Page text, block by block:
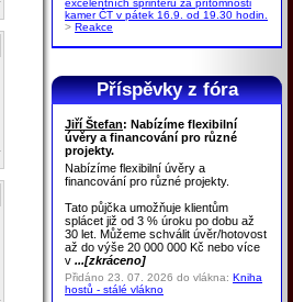
excelentních sprinterů za přítomnosti
kamer ČT v pátek 16.9. od 19.30 hodin.
> Reakce
Příspěvky z fóra
Jiří Štefan: Nabízíme flexibilní
úvěry a financování pro různé
projekty.
Nabízíme flexibilní úvěry a
financování pro různé projekty.
Tato půjčka umožňuje klientům
splácet již od 3 % úroku po dobu až
30 let. Můžeme schválit úvěr/hotovost
až do výše 20 000 000 Kč nebo více
v ...[zkráceno]
Přidáno 23. 07. 2026 do vlákna: Kniha
hostů - stálé vlákno